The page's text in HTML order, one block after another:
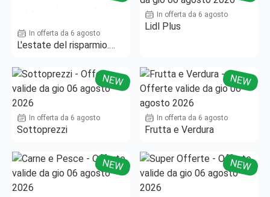
In offerta da 6 agosto
L'estate del risparmio.
In offerta da 6 agosto
Lidl Plus
NEW
In offerta da 6 agosto
Sottoprezzi
NEW
In offerta da 6 agosto
Frutta e Verdura
NEW NEW